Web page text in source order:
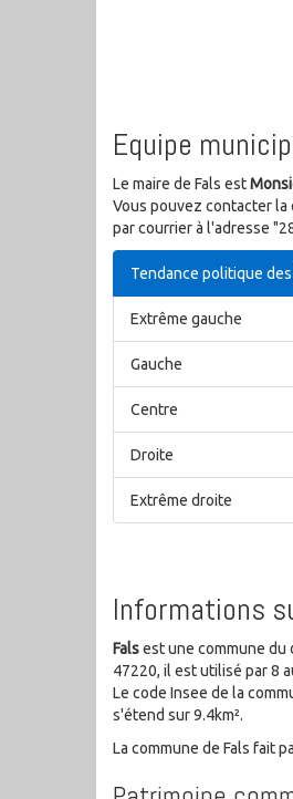
Equipe
Le maire de Fals est
Vous pouvez contacter la
par courrier à l'adresse
Tendance politique
Extrême gauche
Gauche
Centre
Droite
Extrême droite
Informations
Falsest une commune du
47220, il est utilisé par 8
Le code Insee de la
s'étend sur 9.4km².
La commune de Fals fait